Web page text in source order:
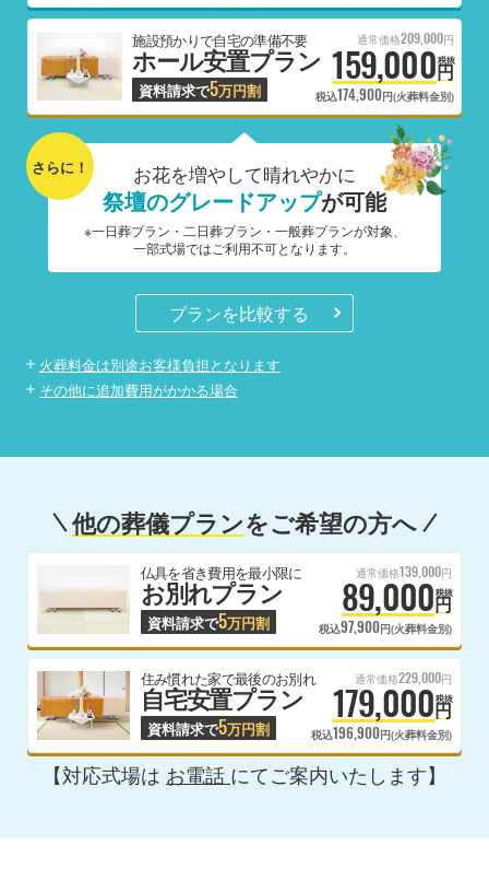
施設預かりで自宅の準備不要
ホール安置プラン
資料請求で5万円割
通常価格209,000円
159,000円
税抜
税込174,900円(火葬料金別)
さらに！ お花を増やして晴れやかに
祭壇のグレードアップが可能
※一日葬プラン・二日葬プラン・一般葬プランが対象、
一部式場ではご利用不可となります。
プランを比較する
火葬料金は別途お客様負担となります
その他に追加費用がかかる場合
他の葬儀プランをご希望の方へ
仏具を省き費用を最小限に
お別れプラン
資料請求で5万円割
通常価格139,000円
89,000円
税抜
税込97,900円(火葬料金別)
住み慣れた家で最後のお別れ
自宅安置プラン
資料請求で5万円割
通常価格229,000円
179,000円
税抜
税込196,900円(火葬料金別)
【対応式場は お電話 にてご案内いたします】